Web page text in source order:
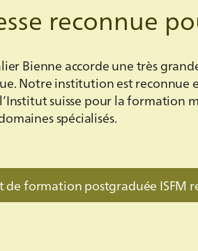
reconnue
Bienne accorde une très
Notre institution est reconnue
suisse pour la formation
spécialisés.
de formation postgraduée ISFM